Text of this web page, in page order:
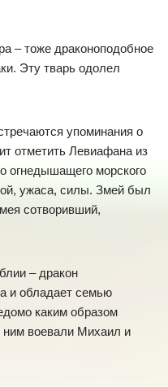
– тоже драконоподобное
Эту тварь одолел
упоминания о
отметить Левиафана из
огнедышащего морского
ужаса, силы. Змей был
сотворивший,
– дракон
и обладает семью
каким образом
воевали Михаил и